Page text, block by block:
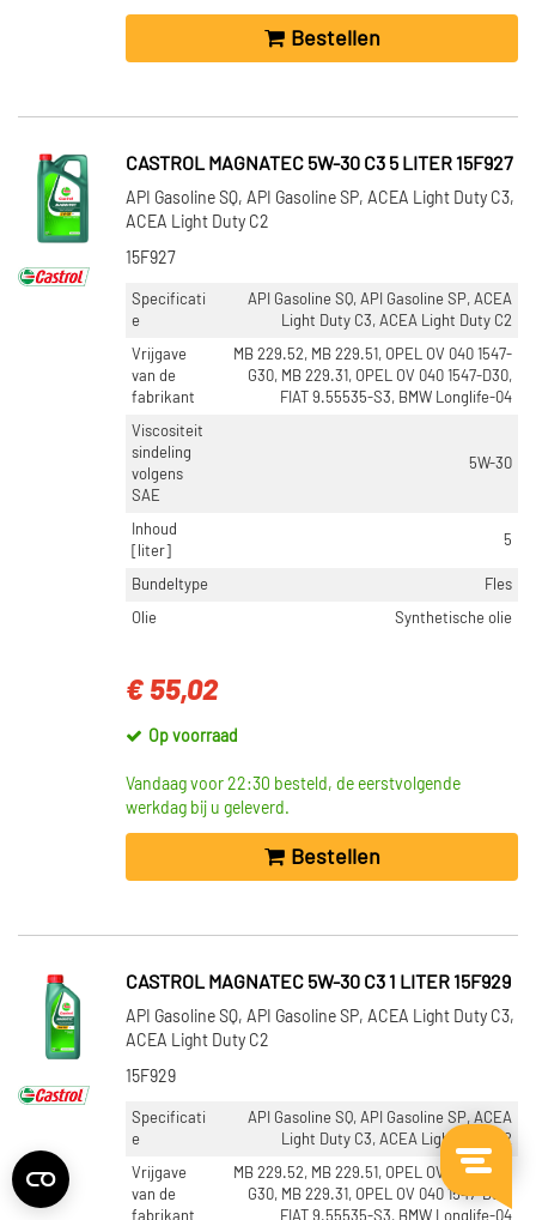
Bestellen
CASTROL MAGNATEC 5W-30 C3 5 LITER 15F927
API Gasoline SQ, API Gasoline SP, ACEA Light Duty C3,
ACEA Light Duty C2
15F927
Specificati
e
API Gasoline SQ, API Gasoline SP, ACEA
Light Duty C3, ACEA Light Duty C2
Vrijgave
van de
fabrikant
MB 229.52, MB 229.51, OPEL OV 040 1547-
G30, MB 229.31, OPEL OV 040 1547-D30,
FIAT 9.55535-S3, BMW Longlife-04
Viscositeit
sindeling
volgens
SAE
5W-30
Inhoud
[liter]
5
Bundeltype
Fles
Olie
Synthetische olie
€ 55,02
Op voorraad
Vandaag voor 22:30 besteld, de eerstvolgende
werkdag bij u geleverd.
Bestellen
CASTROL MAGNATEC 5W-30 C3 1 LITER 15F929
API Gasoline SQ, API Gasoline SP, ACEA Light Duty C3,
ACEA Light Duty C2
15F929
Specificati
e
API Gasoline SQ, API Gasoline SP, ACEA
Light Duty C3, ACEA Light Duty C2
Vrijgave
van de
fabrikant
MB 229.52, MB 229.51, OPEL OV 040 1547-
G30, MB 229.31, OPEL OV 040 1547-D30,
FIAT 9.55535-S3, BMW Longlife-04